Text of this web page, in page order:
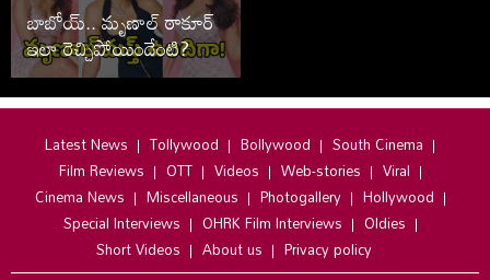
బాబోయ్.. మృణాల్ ఠాకూర్
ఇలా రెచ్చిపోయిందేంటి?
Latest News Tollywood Bollywood
South Cinema
Film Reviews
OTT Videos Web-stories
Viral
Cinema News
Miscellaneous Photogallery
Hollywood
Special Interviews
OHRK Film Interviews
Oldies
Short Videos
About us
Privacy policy